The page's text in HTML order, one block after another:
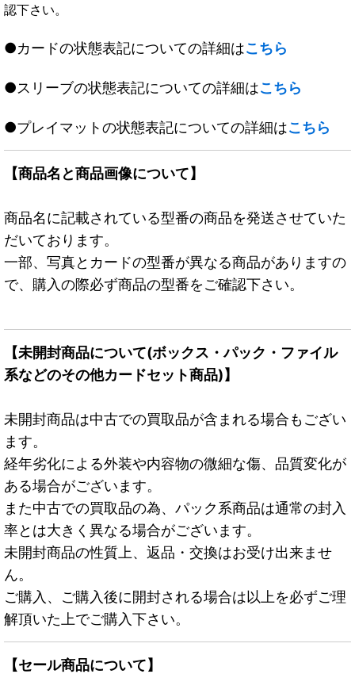
認下さい。
●カードの状態表記についての詳細はこちら
●スリーブの状態表記についての詳細はこちら
●プレイマットの状態表記についての詳細はこちら
【商品名と商品画像について】
商品名に記載されている型番の商品を発送させていた
だいております。
一部、写真とカードの型番が異なる商品がありますの
で、購入の際必ず商品の型番をご確認下さい。
【未開封商品について(ボックス・パック・ファイル
系などのその他カードセット商品)】
未開封商品は中古での買取品が含まれる場合もござい
ます。
経年劣化による外装や内容物の微細な傷、品質変化が
ある場合がございます。
また中古での買取品の為、パック系商品は通常の封入
率とは大きく異なる場合がございます。
未開封商品の性質上、返品・交換はお受け出来ませ
ん。
ご購入、ご購入後に開封される場合は以上を必ずご理
解頂いた上でご購入下さい。
【セール商品について】